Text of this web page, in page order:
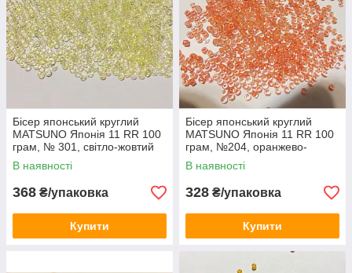
Бісер японський круглий
MATSUNO Японія 11 RR 100
грам, № 301, світло-жовтий
прозорий з перламутром
В наявності
368 ₴/упаковка
Купити
Бісер японський круглий
MATSUNO Японія 11 RR 100
грам, №204, оранжево-
персиковий промальований
В наявності
328 ₴/упаковка
Купити